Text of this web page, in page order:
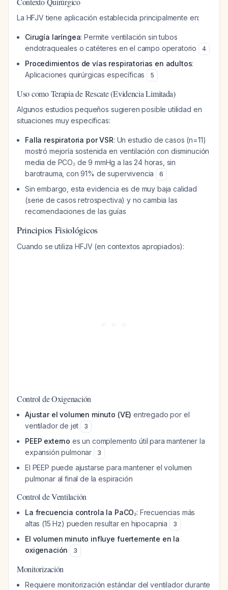
La HFJV tiene aplicación establecida principalmente en:
Cirugía laríngea: Permite ventilación sin tubos
endotraqueales o catéteres en el campo operatorio
4
Procedimientos de vías respiratorias en adultos:
Aplicaciones quirúrgicas específicas
5
Uso como Terapia de Rescate (Evidencia Limitada)
Algunos estudios pequeños sugieren posible utilidad en
situaciones muy específicas:
Falla respiratoria por VSR: Un estudio de casos (n=11)
mostró mejoría sostenida en ventilación con disminución
media de PCO₂ de 9 mmHg a las 24 horas, sin
barotrauma, con 91% de supervivencia
6
Sin embargo, esta evidencia es de muy baja calidad
(serie de casos retrospectiva) y no cambia las
recomendaciones de las guías
Principios Fisiológicos
Cuando se utiliza HFJV (en contextos apropiados):
Control de Oxigenación
Ajustar el volumen minuto (VE) entregado por el
ventilador de jet
3
PEEP externo es un complemento útil para mantener la
expansión pulmonar
3
El PEEP puede ajustarse para mantener el volumen
pulmonar al final de la espiración
Control de Ventilación
La frecuencia controla la PaCO₂: Frecuencias más
altas (15 Hz) pueden resultar en hipocapnia
3
El volumen minuto influye fuertemente en la
oxigenación
3
Monitorización
Requiere monitorización estándar del ventilador durante